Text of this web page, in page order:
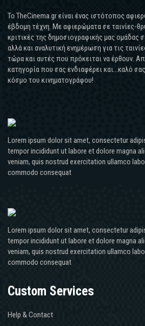
Το TheCinema.gr είναι ένας ιστότοπος
έβδομη τέχνη. Με αφιερώματα σε ταινίες-
κριτικές της δημοσιογραφικής μας ομάδας
αλλά και αναλυτική ενημέρωση για τις
τώρα και αυτές που πρόκειται να έρθουν.
κατηγορία που σας ενδιαφέρει και...καλό
κόσμο του κινηματογράφου!
Lorem ipsum dolor sit amet, consectetur
tempor incididunt ut labore et dolore magna
veniam, quis nostrud exercitation ullamco
commodo consequat
Lorem ipsum dolor sit amet, consectetur
tempor incididunt ut labore et dolore magna
veniam, quis nostrud exercitation ullamco
commodo consequat
Custom Services
Help & Contact